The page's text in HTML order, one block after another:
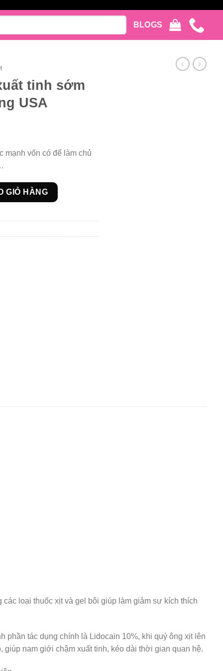
BLOGS
tinh sớm
USA
mạnh vốn có để làm chủ
Vip- hàng USA số lượng
GIỎ HÀNG
loại thuốc xịt và gel bôi giúp làm giảm sự kích thích
tác dụng chính là Lidocain 10%, khi quý ông xịt lên
giúp nam giới chậm xuất tinh, kéo dài thời gian quan hệ.